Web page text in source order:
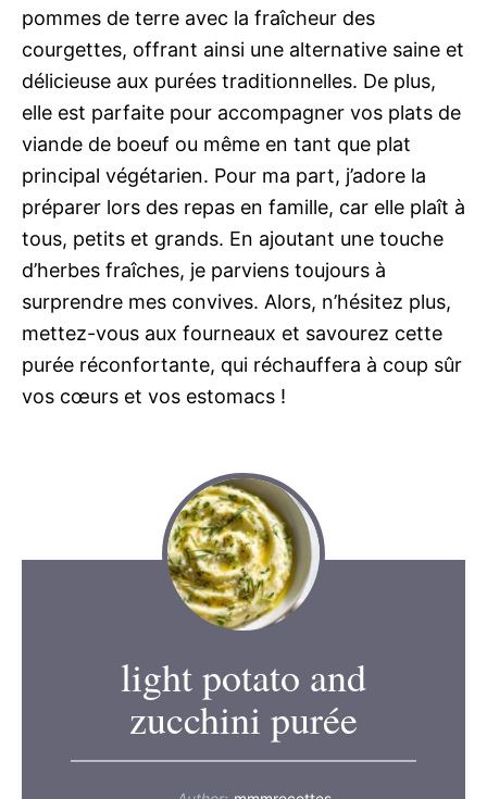
pommes de terre avec la fraîcheur des
courgettes, offrant ainsi une alternative saine et
délicieuse aux purées traditionnelles. De plus,
elle est parfaite pour accompagner vos plats de
viande de boeuf ou même en tant que plat
principal végétarien. Pour ma part, j’adore la
préparer lors des repas en famille, car elle plaît à
tous, petits et grands. En ajoutant une touche
d’herbes fraîches, je parviens toujours à
surprendre mes convives. Alors, n’hésitez plus,
mettez-vous aux fourneaux et savourez cette
purée réconfortante, qui réchauffera à coup sûr
vos cœurs et vos estomacs !
light potato and
zucchini purée